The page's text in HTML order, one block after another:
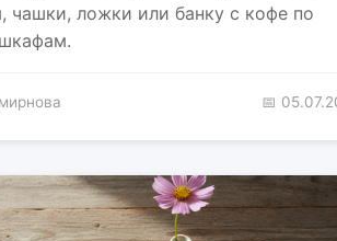
чашки, ложки или банку с кофе по
📅